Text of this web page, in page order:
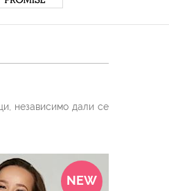
независимо дали се
хавайски цветя или
дамски бански от две
NEW